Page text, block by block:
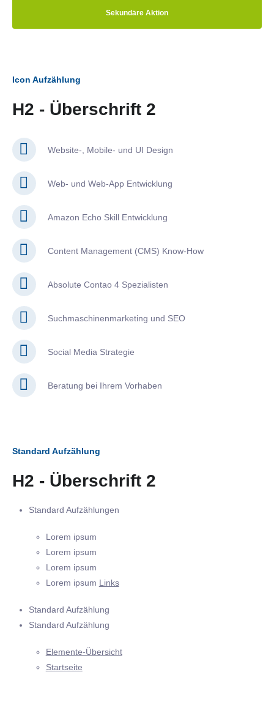
Sekundäre Aktion
Icon Aufzählung
H2 - Überschrift 2
Website-, Mobile- und UI Design
Web- und Web-App Entwicklung
Amazon Echo Skill Entwicklung
Content Management (CMS) Know-How
Absolute Contao 4 Spezialisten
Suchmaschinenmarketing und SEO
Social Media Strategie
Beratung bei Ihrem Vorhaben
Standard Aufzählung
H2 - Überschrift 2
Standard Aufzählungen
Lorem ipsum
Lorem ipsum
Lorem ipsum
Lorem ipsum Links
Standard Aufzählung
Standard Aufzählung
Elemente-Übersicht
Startseite